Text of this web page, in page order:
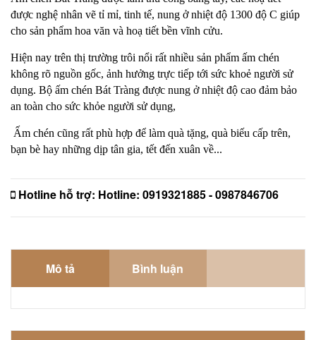
được nghệ nhân vẽ tỉ mỉ, tinh tế, nung ở nhiệt độ 1300 độ C giúp
cho sản phẩm hoa văn và hoạ tiết bền vĩnh cửu.
Hiện nay trên thị trường trôi nổi rất nhiều sản phẩm ấm chén
không rõ nguồn gốc, ảnh hưởng trực tiếp tới sức khoẻ người sử
dụng. Bộ ấm chén Bát Tràng được nung ở nhiệt độ cao đảm bảo
an toàn cho sức khỏe người sử dụng,
Ấm chén cũng rất phù hợp để làm quà tặng, quà biếu cấp trên,
bạn bè hay những dịp tân gia, tết đến xuân về...
Hotline hỗ trợ: Hotline: 0919321885 - 0987846706
Mô tả Bình luận